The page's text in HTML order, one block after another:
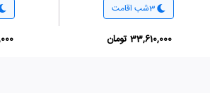
3شب اقامت
33,610,000 تومان